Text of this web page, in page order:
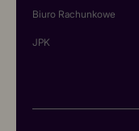
Biuro Rachunkowe
JPK